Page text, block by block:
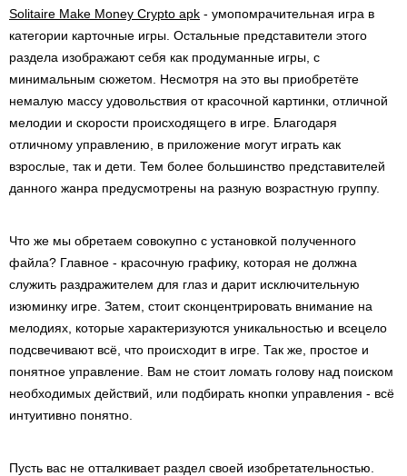
Solitaire Make Money Crypto apk - умопомрачительная игра в
категории карточные игры. Остальные представители этого
раздела изображают себя как продуманные игры, с
минимальным сюжетом. Несмотря на это вы приобретёте
немалую массу удовольствия от красочной картинки, отличной
мелодии и скорости происходящего в игре. Благодаря
отличному управлению, в приложение могут играть как
взрослые, так и дети. Тем более большинство представителей
данного жанра предусмотрены на разную возрастную группу.
Что же мы обретаем совокупно с установкой полученного
файла? Главное - красочную графику, которая не должна
служить раздражителем для глаз и дарит исключительную
изюминку игре. Затем, стоит сконцентрировать внимание на
мелодиях, которые характеризуются уникальностью и всецело
подсвечивают всё, что происходит в игре. Так же, простое и
понятное управление. Вам не стоит ломать голову над поиском
необходимых действий, или подбирать кнопки управления - всё
интуитивно понятно.
Пусть вас не отталкивает раздел своей изобретательностью.